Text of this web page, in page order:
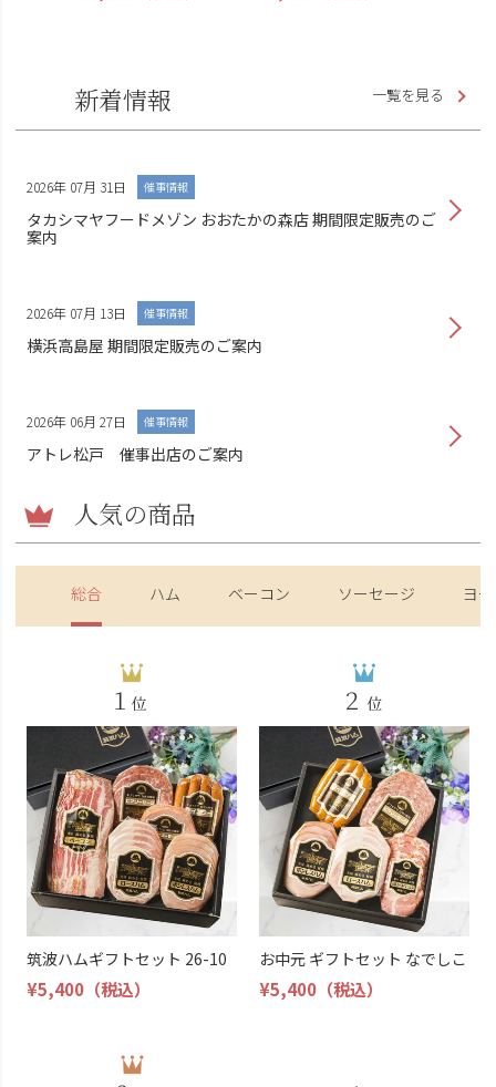
新着情報 一覧を見る
2026年 07月 31日 催事情報
タカシマヤフードメゾン おおたかの森店 期間限定販売のご
案内
2026年 07月 13日 催事情報
横浜高島屋 期間限定販売のご案内
2026年 06月 27日 催事情報
アトレ松戸 催事出店のご案内
人気の商品
総合 ハム ベーコン ソーセージ ヨ
筑波ハムギフトセット 26-10
¥5,400 （税込）
お中元 ギフトセット なでしこ
¥5,400 （税込）